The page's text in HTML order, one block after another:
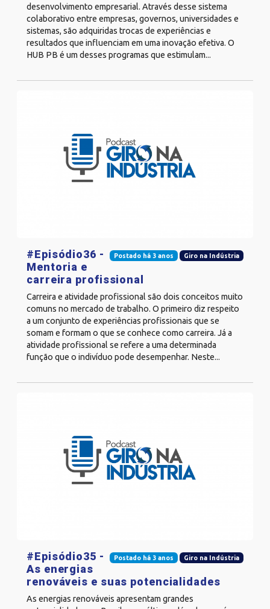
desenvolvimento empresarial. Através desse sistema
colaborativo entre empresas, governos, universidades e
sistemas, são adquiridas trocas de experiências e
resultados que influenciam em uma inovação efetiva. O
HUB PB é um desses programas que estimulam...
Postado há 3 anos Giro na Indústria
#Episódio36 -
Mentoria e
carreira profissional
Carreira e atividade profissional são dois conceitos muito
comuns no mercado de trabalho. O primeiro diz respeito
a um conjunto de experiências profissionais que se
somam e formam o que se conhece como carreira. Já a
atividade profissional se refere a uma determinada
função que o indivíduo pode desempenhar. Neste...
Postado há 3 anos Giro na Indústria
#Episódio35 -
As energias
renováveis e suas potencialidades
As energias renováveis apresentam grandes